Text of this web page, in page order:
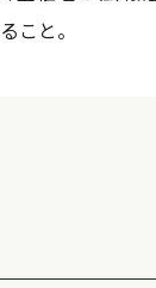
こと。